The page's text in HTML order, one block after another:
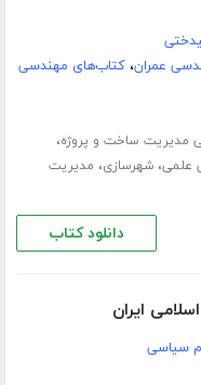
عمران،کتاب‌های مهندسی
مدیریت ساخت و پروژه،
علمی،شهرسازی، مدیریت
دانلود کتاب
سیاسی